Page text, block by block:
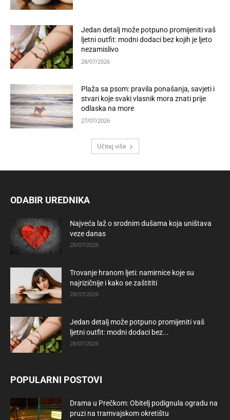
Jedan detalj može potpuno promijeniti vaš
ljetni outfit: modni dodaci bez kojih je ljeto
nezamislivo
28/07/2026
Plaža sa psom: pravila ponašanja, savjeti i
stvari koje svaki vlasnik mora znati prije
odlaska na more
27/07/2026
Učitaj više
ODABIR UREDNIKA
Najveća laž o srodnim dušama koja uništava
veze danas
28/07/2026
Trovanje hranom ljeti: namirnice koje su
najrizičnije i kako se zaštititi
28/07/2026
Jedan detalj može potpuno promijeniti vaš
ljetni outfit: modni dodaci bez...
28/07/2026
POPULARNI POSTOVI
Drama u Prečkom: Obitelj podignula ogradu na
pruzi na tramvajskom okretištu